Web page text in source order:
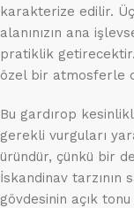
karakterize edilir.
alanınızın ana
pratiklik
özel bir atmosferle
Bu gardırop
gerekli vurguları
üründür, çünkü bir
İskandinav tarzının
gövdesinin açık